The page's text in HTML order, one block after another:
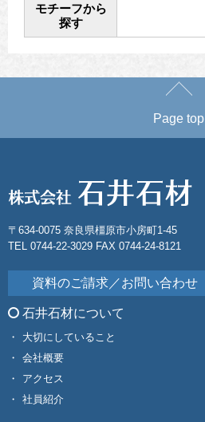
モチーフから
探す
Page top
〒634-0075 奈良県橿原市小房町1-45
TEL 0744-22-3029 FAX 0744-24-8121
資料のご請求／お問い合わせ
石井石材について
大切にしていること
会社概要
アクセス
社員紹介